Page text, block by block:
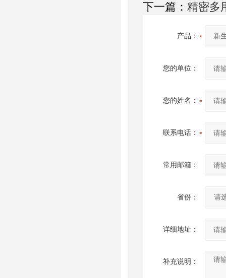
下一篇： 精密多
产品：
您的单位：
您的姓名：
联系电话：
常用邮箱：
省份：
详细地址：
补充说明：